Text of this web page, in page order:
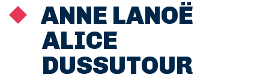
ANNE LANOË
ALICE
DUSSUTOUR